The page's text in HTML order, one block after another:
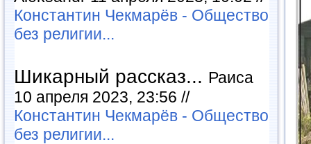
Константин Чекмарёв - Общество
без религии...
Шикарный рассказ... Раиса
10 апреля 2023, 23:56 //
Константин Чекмарёв - Общество
без религии...